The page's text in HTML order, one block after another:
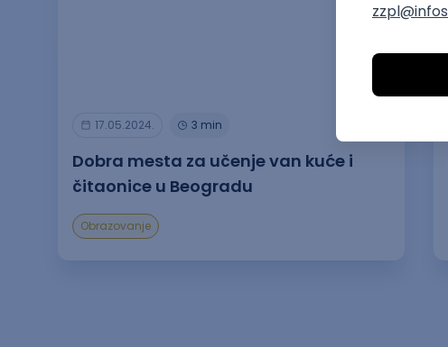
17.05.2024. 3 min
Dobra mesta za učenje van kuće i
čitaonice u Beogradu
Obrazovanje